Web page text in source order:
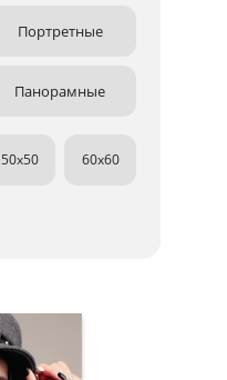
Портретные
Панорамные
50x50 60x60